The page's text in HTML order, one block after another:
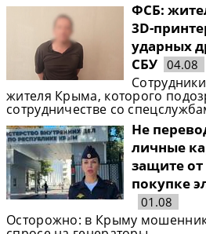
ФСБ:
3D-
ударных
СБУ 04.08
жителя Крыма, которого
сотрудничестве со
Не
личные
защите
покупке
01.08
Осторожно: в Крыму